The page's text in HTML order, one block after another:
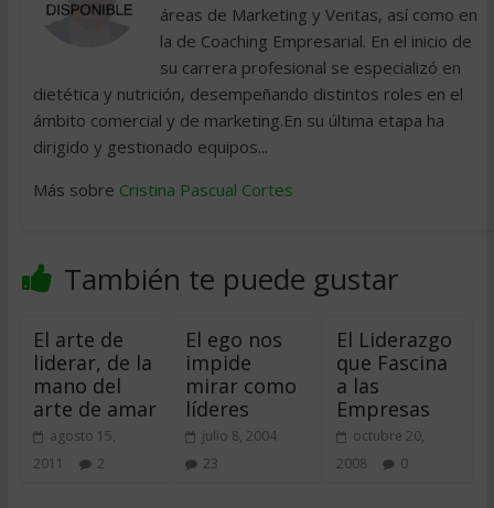
áreas de Marketing y Ventas, así como en
la de Coaching Empresarial. En el inicio de
su carrera profesional se especializó en
dietética y nutrición, desempeñando distintos roles en el
ámbito comercial y de marketing.En su última etapa ha
dirigido y gestionado equipos...
Más sobre Cristina Pascual Cortes
También te puede gustar
El arte de
liderar, de la
mano del
arte de amar
agosto 15,
2011
2
El ego nos
impide
mirar como
líderes
julio 8, 2004
23
El Liderazgo
que Fascina
a las
Empresas
octubre 20,
2008
0